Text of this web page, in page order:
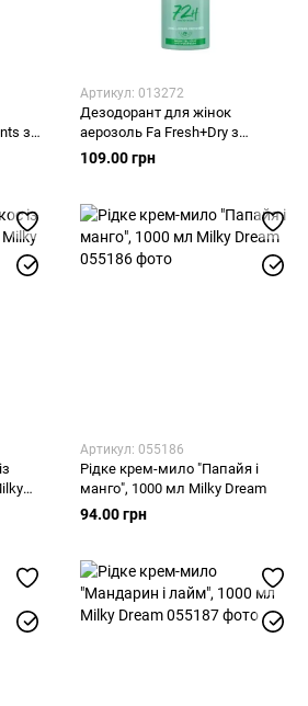
з
Артикул: 013272
Дезодорант для жінок
аерозоль Fa Fresh+Dry з
ароматом зеленого чаю,
109.00 грн
Артикул: 055186
Рідке крем-мило "Папайя і
манго", 1000 мл Milky Dream
94.00 грн